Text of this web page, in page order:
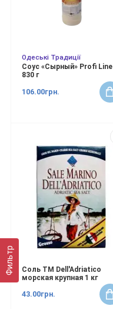
Фильтр
Одеські Традиції
Соус «Сырный» Profi Line
830 г
106.00грн.
Соль ТМ Dell'Adriatico
морская крупная 1 кг
43.00грн.